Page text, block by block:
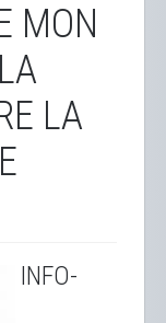
MON
LA
INFO-